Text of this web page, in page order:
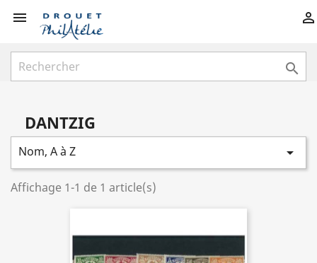
 

DANTZIG
Nom, A à Z 
Affichage 1-1 de 1 article(s)